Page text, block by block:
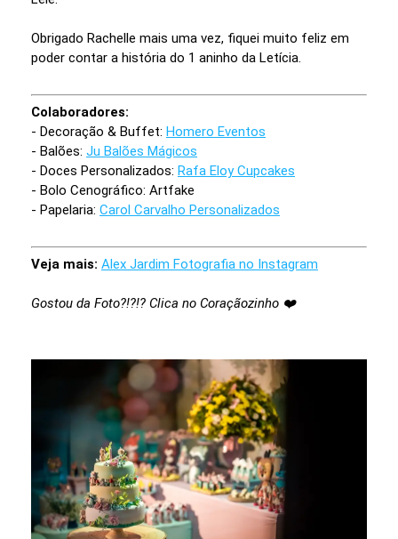
Obrigado Rachelle mais uma vez, fiquei muito feliz em
poder contar a história do 1 aninho da Letícia.
Colaboradores:
- Decoração & Buffet: Homero Eventos
- Balões: Ju Balões Mágicos
- Doces Personalizados: Rafa Eloy Cupcakes
- Bolo Cenográfico: Artfake
- Papelaria: Carol Carvalho Personalizados
Veja mais: Alex Jardim Fotografia no Instagram
Gostou da Foto?!?!? Clica no Coraçãozinho ❤️